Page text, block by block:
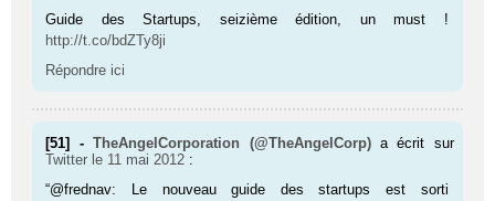
Guide des Startups, seizième édition, un must !
http://t.co/bdZTy8ji
Répondre ici
[51] -TheAngelCorporation (@TheAngelCorp) a écrit sur
Twitter le 11 mai 2012 :
“@frednav: Le nouveau guide des startups est sorti